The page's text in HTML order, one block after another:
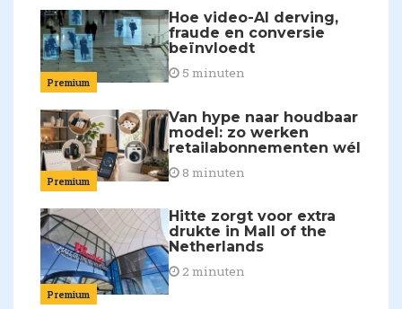
Premium
Hoe video-AI derving,
fraude en conversie
beïnvloedt
5 minuten
Premium
Van hype naar houdbaar
model: zo werken
retailabonnementen wél
8 minuten
Premium
Hitte zorgt voor extra
drukte in Mall of the
Netherlands
2 minuten